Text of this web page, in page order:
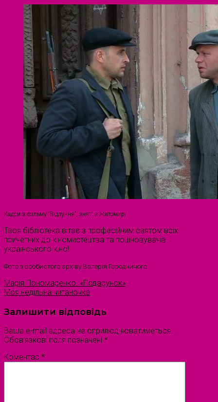
Кадри з фільму “Відлуння”, зняті в Житомирі
Твоя бібліотека вітає з професійним святом всіх
причетних до кіномистецтва та поціновувачів
українського кіно!
Фото з особистого архіву Валерія Городничого
Марія Пономаренко. «Подарунок»
Моя недільна читаночка
Залишити відповідь
Ваша e-mail адреса не оприлюднюватиметься.
Обов’язкові поля позначені *
Коментар *